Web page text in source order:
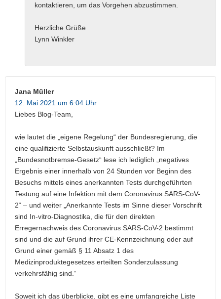
kontaktieren, um das Vorgehen abzustimmen.
Herzliche Grüße
Lynn Winkler
Jana Müller
12. Mai 2021 um 6:04 Uhr
Liebes Blog-Team,
wie lautet die „eigene Regelung“ der Bundesregierung, die
eine qualifizierte Selbstauskunft ausschließt? Im
„Bundesnotbremse-Gesetz“ lese ich lediglich „negatives
Ergebnis einer innerhalb von 24 Stunden vor Beginn des
Besuchs mittels eines anerkannten Tests durchgeführten
Testung auf eine Infektion mit dem Coronavirus SARS-CoV-
2“ – und weiter „Anerkannte Tests im Sinne dieser Vorschrift
sind In-vitro-Diagnostika, die für den direkten
Erregernachweis des Coronavirus SARS-CoV-2 bestimmt
sind und die auf Grund ihrer CE-Kennzeichnung oder auf
Grund einer gemäß § 11 Absatz 1 des
Medizinproduktegesetzes erteilten Sonderzulassung
verkehrsfähig sind.“
Soweit ich das überblicke, gibt es eine umfangreiche Liste